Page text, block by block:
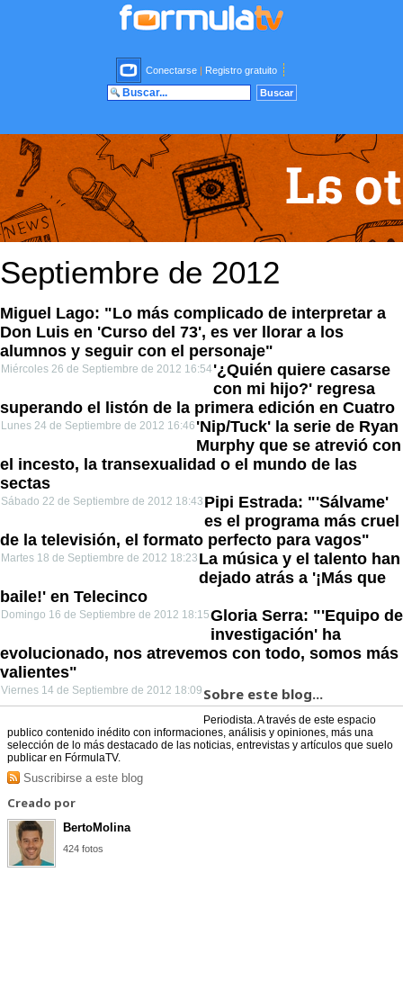
Conectarse | Registro gratuito
Septiembre de 2012
Miguel Lago: "Lo más complicado de interpretar a
Don Luis en 'Curso del 73', es ver llorar a los
alumnos y seguir con el personaje"
Miércoles 26 de Septiembre de 2012 16:54 '¿Quién quiere casarse
con mi hijo?' regresa
superando el listón de la primera edición en Cuatro
Lunes 24 de Septiembre de 2012 16:46 'Nip/Tuck' la serie de Ryan
Murphy que se atrevió con
el incesto, la transexualidad o el mundo de las
sectas
Sábado 22 de Septiembre de 2012 18:43 Pipi Estrada: "'Sálvame'
es el programa más cruel
de la televisión, el formato perfecto para vagos"
Martes 18 de Septiembre de 2012 18:23 La música y el talento han
dejado atrás a '¡Más que
baile!' en Telecinco
Domingo 16 de Septiembre de 2012 18:15Gloria Serra: "'Equipo de
investigación' ha
evolucionado, nos atrevemos con todo, somos más
valientes"
Viernes 14 de Septiembre de 2012 18:09 Sobre este blog...
Periodista. A través de este espacio
publico contenido inédito con informaciones, análisis y opiniones, más una
selección de lo más destacado de las noticias, entrevistas y artículos que suelo
publicar en FórmulaTV.
Suscribirse a este blog
Creado por
BertoMolina
424 fotos